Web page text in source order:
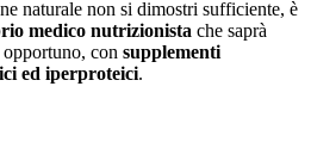
naturale non si dimostri sufficiente, è
medico nutrizionista che saprà
con supplementi
ed iperproteici.